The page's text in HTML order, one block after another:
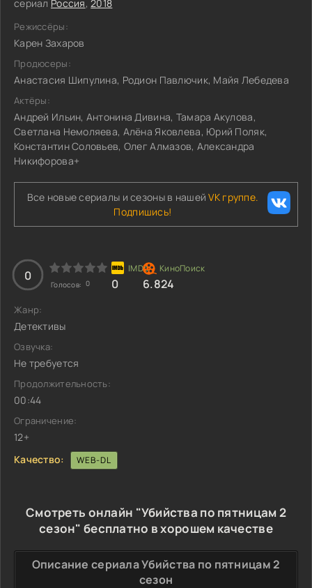
сериал Россия,2018
Режиссёры:
Карен Захаров
Продюсеры:
Анастасия Шипулина, Родион Павлючик, Майя Лебедева
Актёры:
Андрей Ильин, Антонина Дивина, Тамара Акулова,
Светлана Немоляева, Алёна Яковлева, Юрий Поляк,
Константин Соловьев, Олег Алмазов, Александра
Никифорова+
Все новые сериалы и сезоны в нашейVK группе.
Подпишись!
0
Голосов: 0 0 6.824
Жанр:
Детективы
Озвучка:
Не требуется
Продолжительность:
00:44
Ограничение:
12+
Качество:
WEB-DL
Смотреть онлайн "Убийства по пятницам 2
сезон" бесплатно в хорошем качестве
Описание сериала Убийства по пятницам 2
сезон